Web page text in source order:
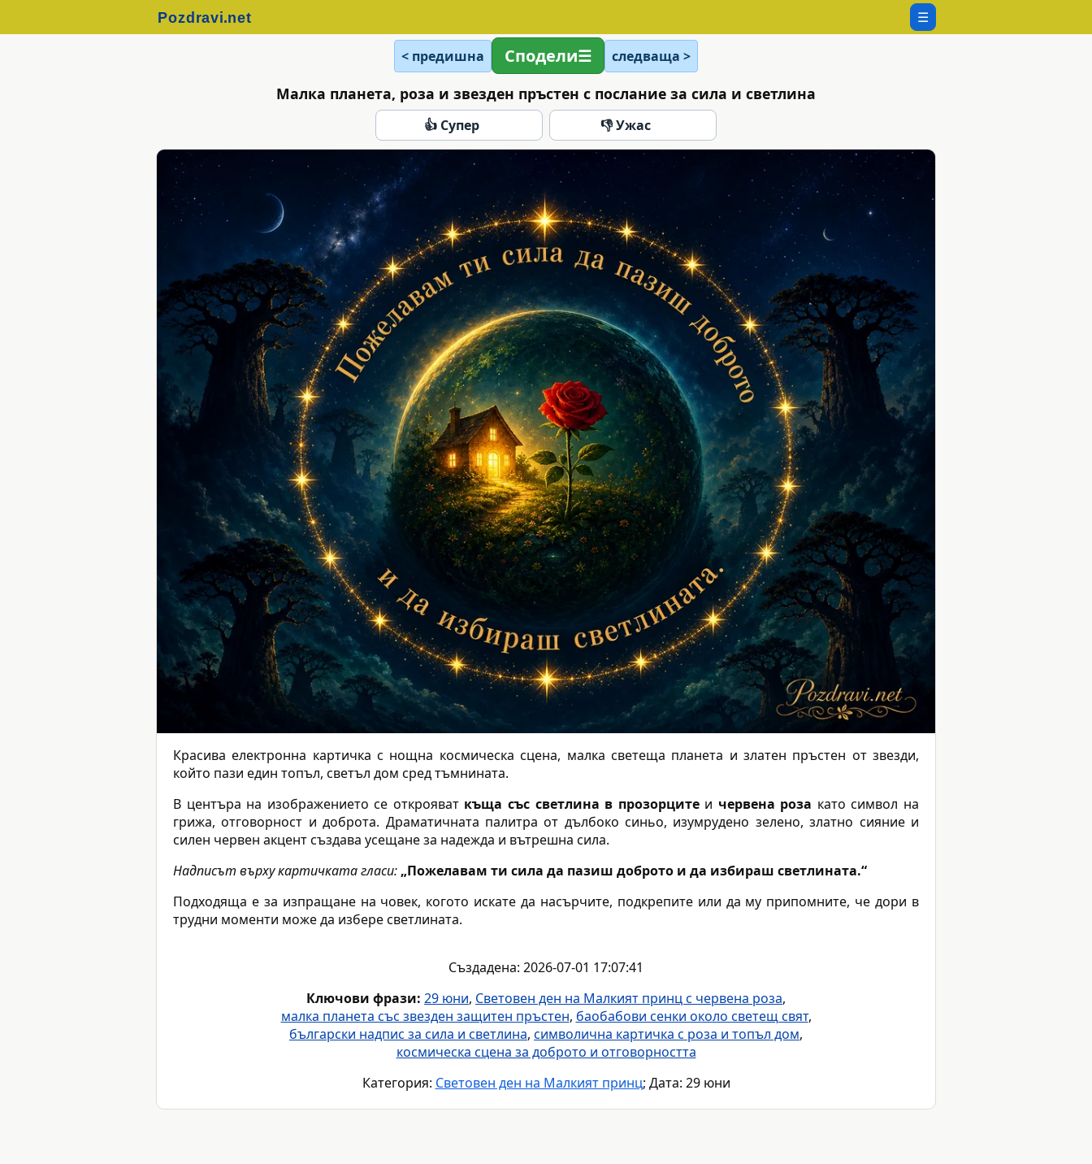
☰
< предишна Сподели следваща >
Малка планета, роза и звезден пръстен с послание за сила и светлина
👍 Супер 👎 Ужас
Красива електронна картичка с нощна космическа сцена, малка светеща планета и златен пръстен от звезди,
който пази един топъл, светъл дом сред тъмнината.
В центъра на изображението се открояват къща със светлина в прозорцитеи червена роза като символ на
грижа, отговорност и доброта. Драматичната палитра от дълбоко синьо, изумрудено зелено, златно сияние и
силен червен акцент създава усещане за надежда и вътрешна сила.
Надписът върху картичката гласи: „Пожелавам ти сила да пазиш доброто и да избираш светлината.“
Подходяща е за изпращане на човек, когото искате да насърчите, подкрепите или да му припомните, че дори в
трудни моменти може да избере светлината.
Създадена: 2026-07-01 17:07:41
Ключови фрази: 29 юни, Световен ден на Малкият принц с червена роза,
малка планета със звезден защитен пръстен, баобабови сенки около светещ свят,
български надпис за сила и светлина, символична картичка с роза и топъл дом,
космическа сцена за доброто и отговорността
Категория: Световен ден на Малкият принц; Дата: 29 юни